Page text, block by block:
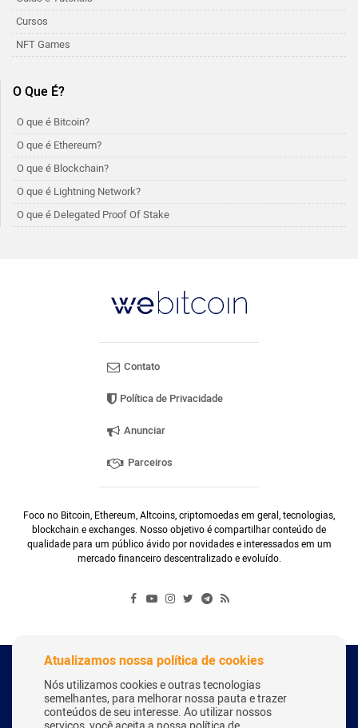
Cursos
NFT Games
O Que É?
O que é Bitcoin?
O que é Ethereum?
O que é Blockchain?
O que é Lightning Network?
O que é Delegated Proof Of Stake
Contato
Política de Privacidade
Anunciar
Parceiros
Foco no Bitcoin, Ethereum, Altcoins, criptomoedas em geral, tecnologias,
blockchain e exchanges. Nosso objetivo é compartilhar conteúdo de
qualidade para um público ávido por novidades e interessados em um
mercado financeiro descentralizado e evoluído.
Copyright Webitcoin 2018 - Todos os Direitos Reservados
Atualizamos nossa política de cookies
Nós utilizamos cookies e outras tecnologias
semelhantes, para melhorar nossa pauta e trazer
conteúdos de seu interesse. Ao utilizar nossos